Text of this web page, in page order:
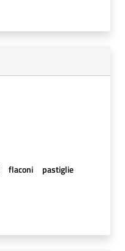
flaconi
pastiglie